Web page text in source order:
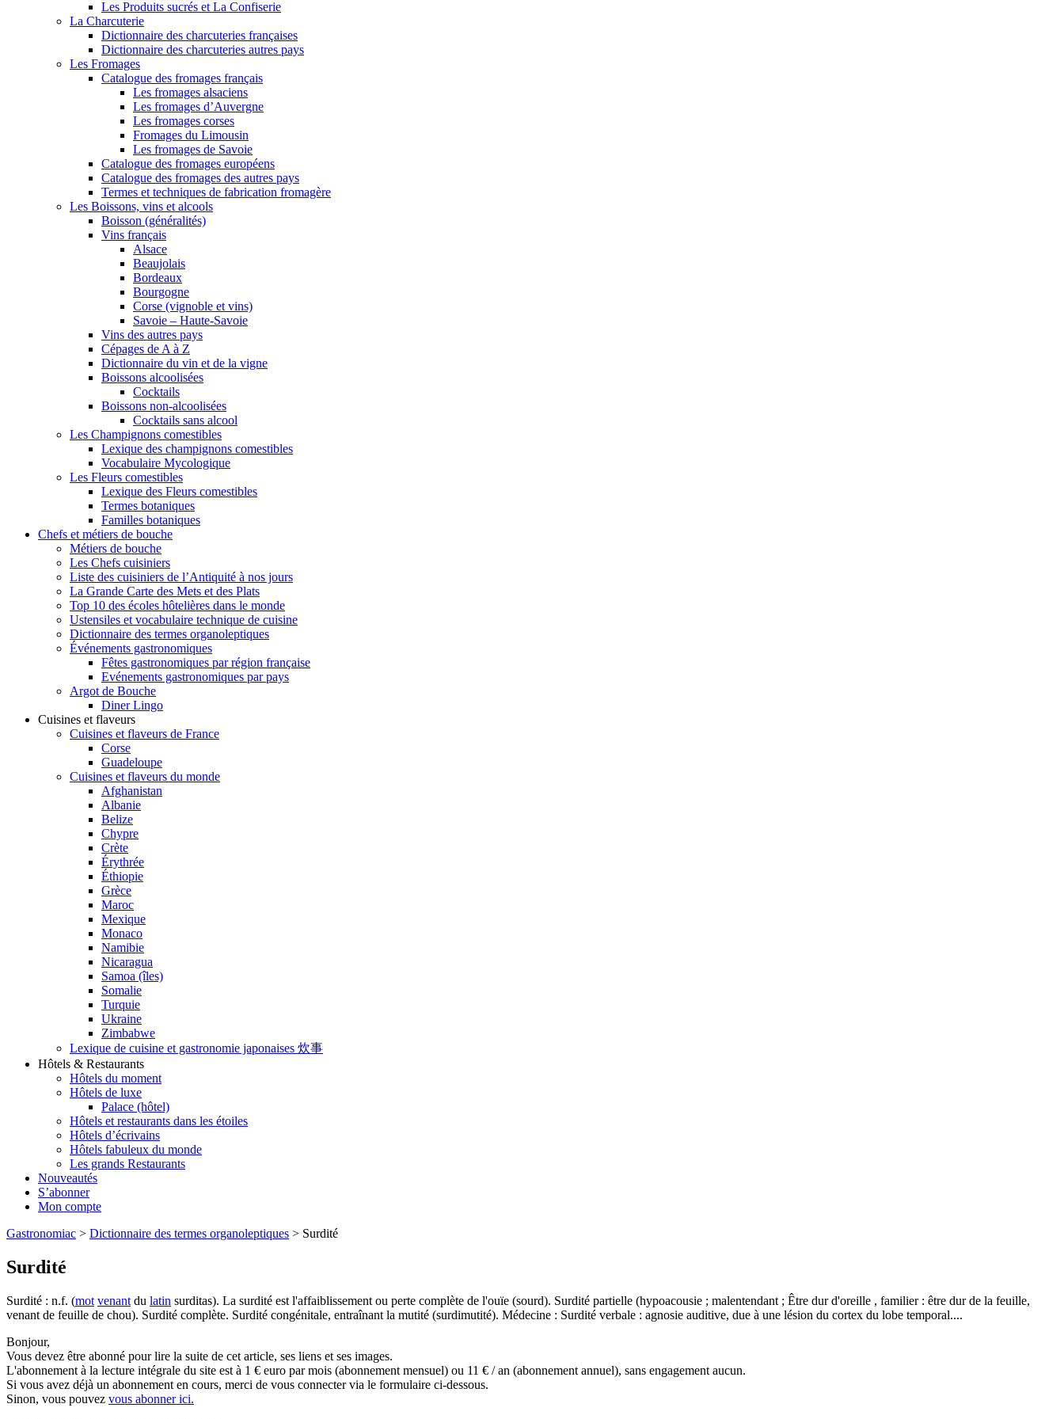
Les Produits sucrés et La Confiserie
La Charcuterie
Dictionnaire des charcuteries françaises
Dictionnaire des charcuteries autres pays
Les Fromages
Catalogue des fromages français
Les fromages alsaciens
Les fromages d’Auvergne
Les fromages corses
Fromages du Limousin
Les fromages de Savoie
Catalogue des fromages européens
Catalogue des fromages des autres pays
Termes et techniques de fabrication fromagère
Les Boissons, vins et alcools
Boisson (généralités)
Vins français
Alsace
Beaujolais
Bordeaux
Bourgogne
Corse (vignoble et vins)
Savoie – Haute-Savoie
Vins des autres pays
Cépages de A à Z
Dictionnaire du vin et de la vigne
Boissons alcoolisées
Cocktails
Boissons non-alcoolisées
Cocktails sans alcool
Les Champignons comestibles
Lexique des champignons comestibles
Vocabulaire Mycologique
Les Fleurs comestibles
Lexique des Fleurs comestibles
Termes botaniques
Familles botaniques
Chefs et métiers de bouche
Métiers de bouche
Les Chefs cuisiniers
Liste des cuisiniers de l’Antiquité à nos jours
La Grande Carte des Mets et des Plats
Top 10 des écoles hôtelières dans le monde
Ustensiles et vocabulaire technique de cuisine
Dictionnaire des termes organoleptiques
Événements gastronomiques
Fêtes gastronomiques par région française
Evénements gastronomiques par pays
Argot de Bouche
Diner Lingo
Cuisines et flaveurs
Cuisines et flaveurs de France
Corse
Guadeloupe
Cuisines et flaveurs du monde
Afghanistan
Albanie
Belize
Chypre
Crète
Érythrée
Éthiopie
Grèce
Maroc
Mexique
Monaco
Namibie
Nicaragua
Samoa (îles)
Somalie
Turquie
Ukraine
Zimbabwe
Lexique de cuisine et gastronomie japonaises 炊事
Hôtels & Restaurants
Hôtels du moment
Hôtels de luxe
Palace (hôtel)
Hôtels et restaurants dans les étoiles
Hôtels d’écrivains
Hôtels fabuleux du monde
Les grands Restaurants
Nouveautés
S’abonner
Mon compte
Gastronomiac > Dictionnaire des termes organoleptiques > Surdité
Surdité
Surdité : n.f. (mot venant du latin surditas). La surdité est l'affaiblissement ou perte complète de l'ouïe (sourd). Surdité partielle (hypoacousie ; malentendant ; Être dur d'oreille , familier : être dur de la feuille,
venant de feuille de chou). Surdité complète. Surdité congénitale, entraînant la mutité (surdimutité). Médecine : Surdité verbale : agnosie auditive, due à une lésion du cortex du lobe temporal....
Bonjour,
Vous devez être abonné pour lire la suite de cet article, ses liens et ses images.
L'abonnement à la lecture intégrale du site est à 1 € euro par mois (abonnement mensuel) ou 11 € / an (abonnement annuel), sans engagement aucun.
Si vous avez déjà un abonnement en cours, merci de vous connecter via le formulaire ci-dessous.
Sinon, vous pouvez vous abonner ici.